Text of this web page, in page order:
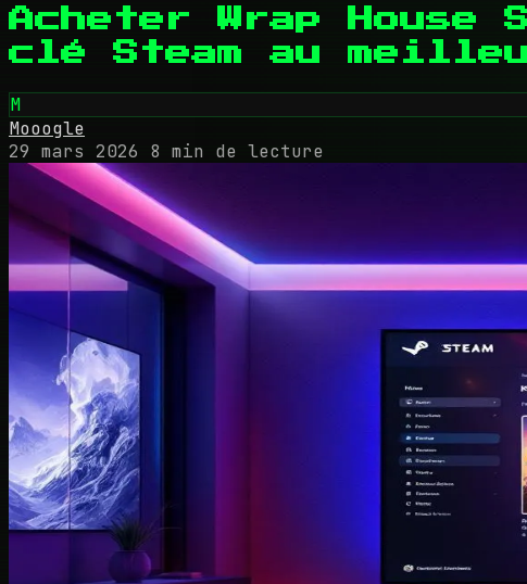
Acheter Wrap
clé Steam au
M
Mooogle
29 mars 2026
8 min de lecture